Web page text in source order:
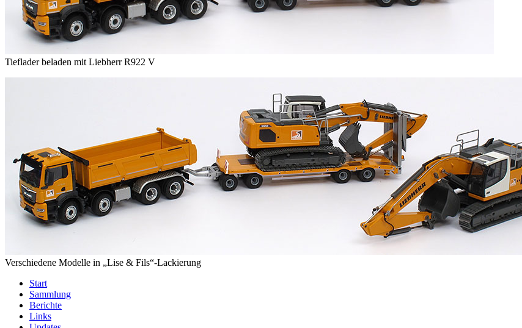
Tieflader beladen mit Liebherr R922 V
Verschiedene Modelle in „Lise & Fils“-Lackierung
Start
Sammlung
Berichte
Links